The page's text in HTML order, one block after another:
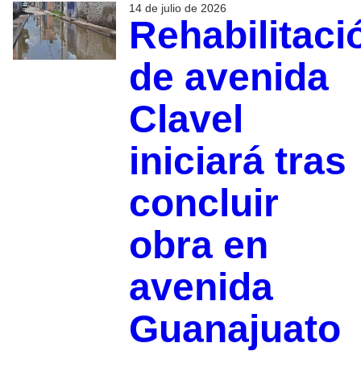
14 de julio de 2026
de avenida
Clavel
iniciará tras
concluir
obra en
avenida
Guanajuato